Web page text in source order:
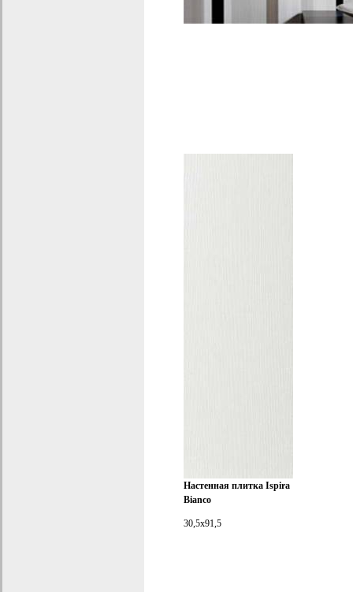
Настенная плитка Ispira
Bianco
30,5x91,5